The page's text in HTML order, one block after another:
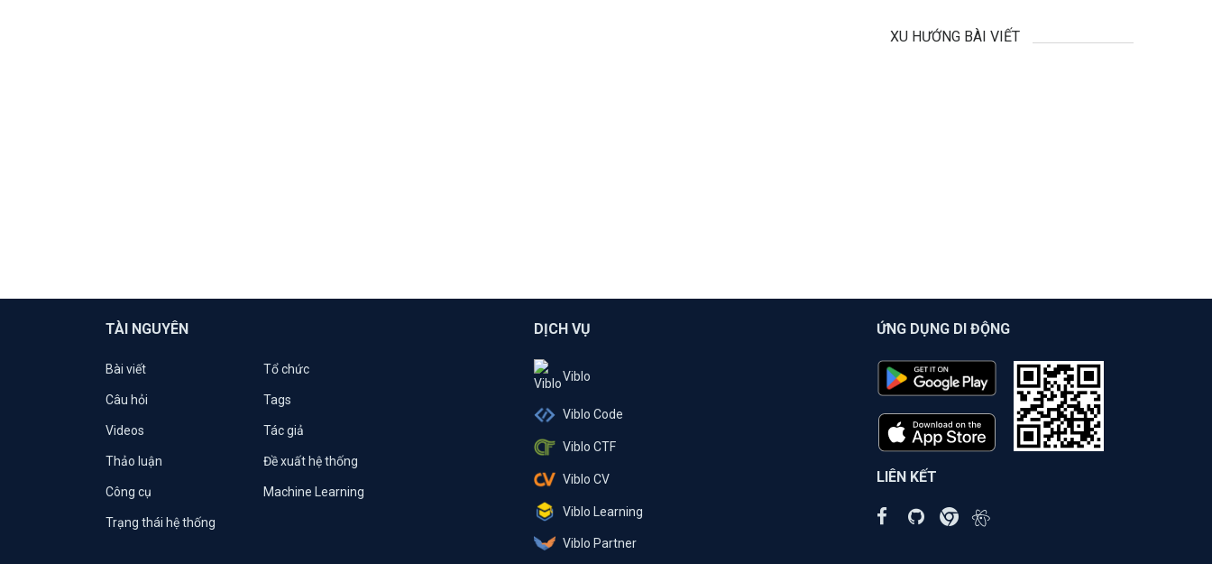
XU HƯỚNG BÀI VIẾT
TÀI NGUYÊN
Bài viết Tổ chức
Câu hỏi Tags
Videos Tác giả
Thảo luận Đề xuất hệ thống
Công cụ Machine Learning
Trạng thái hệ thống
DỊCH VỤ
Viblo
Viblo Code
Viblo CTF
Viblo CV
Viblo Learning
Viblo Partner
ỨNG DỤNG DI ĐỘNG
LIÊN KẾT